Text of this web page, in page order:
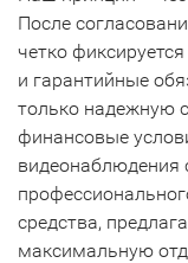
После
четко
и гарантийные
только надежную
финансовые
видеонаблюдения
средства,
максимальную